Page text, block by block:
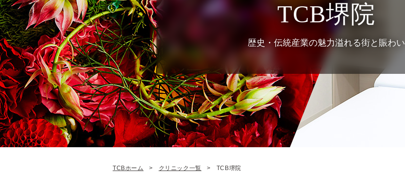
TCB堺院
歴史・伝統産業の魅力溢れる街と賑わい
TCBホーム クリニック一覧 TCB堺院